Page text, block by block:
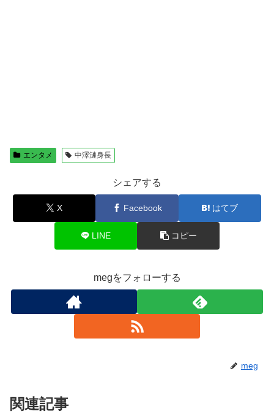
エンタメ 中澤漣身長
シェアする
X Facebook はてブ
LINE コピー
megをフォローする
meg
関連記事